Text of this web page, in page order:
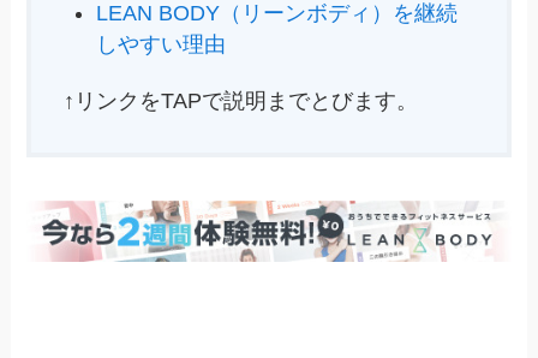
LEAN BODY（リーンボディ）を継続
しやすい理由
↑リンクをTAPで説明までとびます。